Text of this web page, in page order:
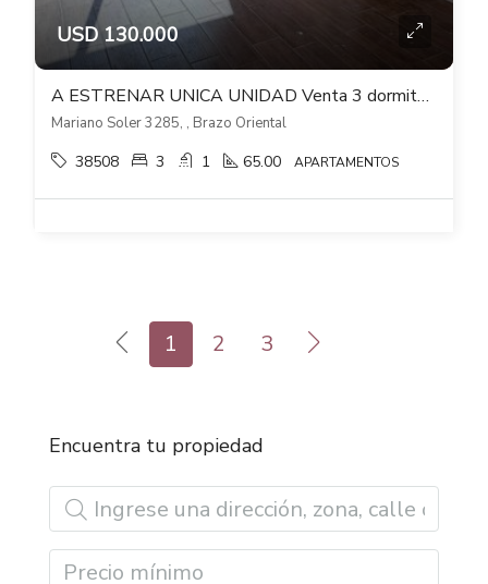
USD 130.000
A ESTRENAR UNICA UNIDAD Venta 3 dormitorios cochera Verde Sol Brazo Oriental
Mariano Soler 3285, , Brazo Oriental
38508 3 1 65.00 APARTAMENTOS
1 2 3
Encuentra tu propiedad